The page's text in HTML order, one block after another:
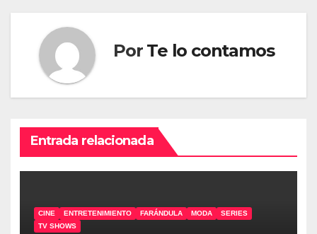
Por Te lo contamos
Entrada relacionada
CINE ENTRETENIMIENTO FARÁNDULA MODA
SERIES
TV SHOWS